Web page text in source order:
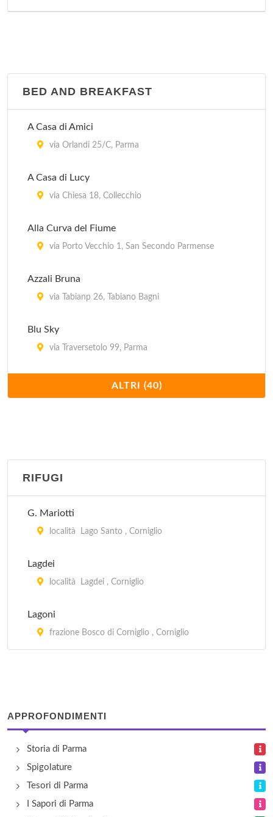
BED AND BREAKFAST
A Casa di Amici
via Orlandi 25/C, Parma
A Casa di Lucy
via Chiesa 18, Collecchio
Alla Curva del Fiume
via Porto Vecchio 1, San Secondo Parmense
Azzali Bruna
via Tabianp 26, Tabiano Bagni
Blu Sky
via Traversetolo 99, Parma
via Tabiano 26, Salsomaggiore Terme
Case Granelli
Centro Storico
Costanza
Dalla Nonna Maria
strada Valle 13, San Secondo Parmense
ALTRI (40)
RIFUGI
G. Mariotti
località Lago Santo , Corniglio
Lagdei
località Lagdei , Corniglio
Lagoni
frazione Bosco di Corniglio , Corniglio
APPROFONDIMENTI
Storia di Parma
Spigolature
Tesori di Parma
I Sapori di Parma